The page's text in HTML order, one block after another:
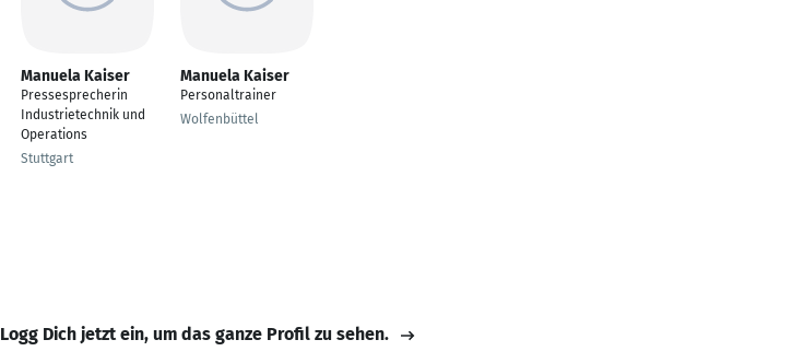
Manuela Kaiser
Pressesprecherin
Industrietechnik und
Operations
Stuttgart
Manuela Kaiser
Personaltrainer
Wolfenbüttel
Logg Dich jetzt ein, um das ganze Profil zu sehen.